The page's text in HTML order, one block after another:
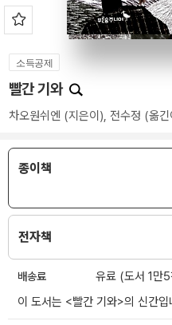
소득공제
빨간 기와
차오원쉬엔 (지은이), 전수정 (옮
종이책
전자책
배송료
유료 (도서 1만
이 도서는 <빨간 기와>의 신간입